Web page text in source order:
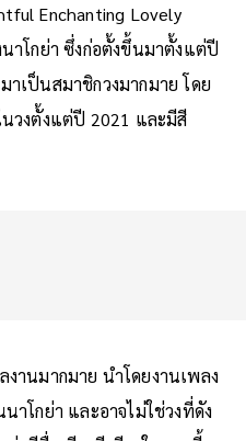
Enchanting Lovely
าโกย่า ซึ่งก่อตั้งขึ้นมาตั้งแต่ปี
าเป็นสมาชิกวงมากมาย โดย
นวงตั้งแต่ปี 2021 และมีสี
านมากมาย นำโดยงานเพลง
าโกย่า และอาจไม่ใช่วงที่ดัง